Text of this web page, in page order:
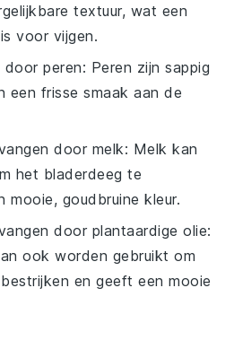
textuur, wat een
voor vijgen.
doorperen: Peren zijn sappig
een frisse smaak aan de
door melk: Melk kan
het bladerdeeg te
mooie, goudbruine kleur.
door plantaardige olie:
ook worden gebruikt om
en geeft een mooie